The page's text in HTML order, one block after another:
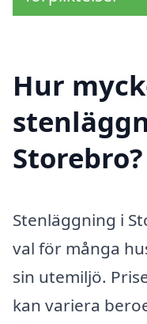
Hur
Storebro?
Stenläggning i
val för många
sin utemiljö.
kan variera